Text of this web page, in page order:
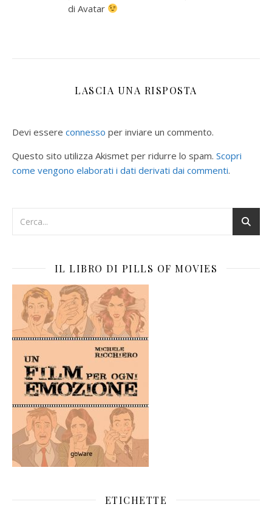
di Avatar
LASCIA UNA RISPOSTA
Devi essere connesso per inviare un commento.
Questo sito utilizza Akismet per ridurre lo spam. Scopri
come vengono elaborati i dati derivati dai commenti.
IL LIBRO DI PILLS OF MOVIES
ETICHETTE